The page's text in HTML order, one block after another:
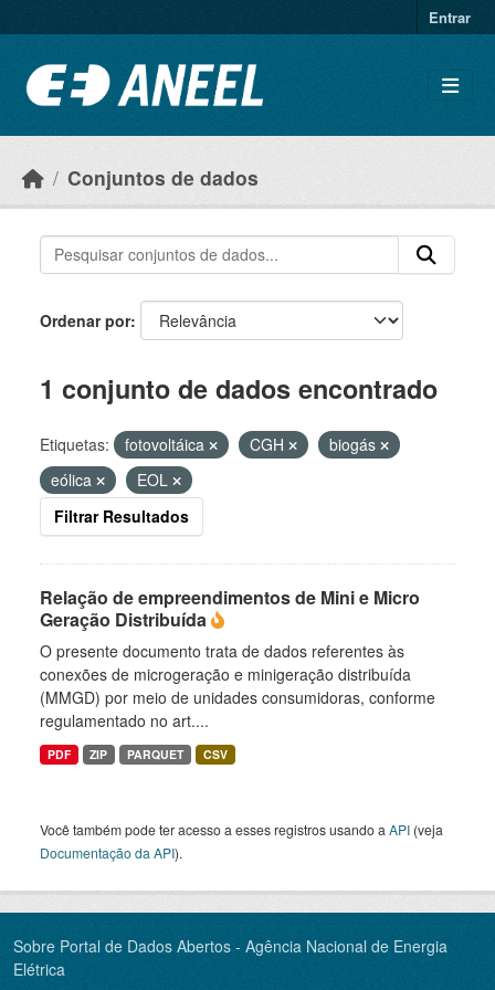
Entrar
Conjuntos de dados
Ordenar por
1 conjunto de dados encontrado
Etiquetas: fotovoltáica CGH
biogás
eólica
EOL
Filtrar Resultados
Relação de empreendimentos de Mini e Micro
Geração Distribuída
O presente documento trata de dados referentes às
conexões de microgeração e minigeração distribuída
(MMGD) por meio de unidades consumidoras, conforme
regulamentado no art....
PDF ZIP PARQUET CSV
Você também pode ter acesso a esses registros usando a API (veja
Documentação da API).
Sobre Portal de Dados Abertos - Agência Nacional de Energia
Elétrica